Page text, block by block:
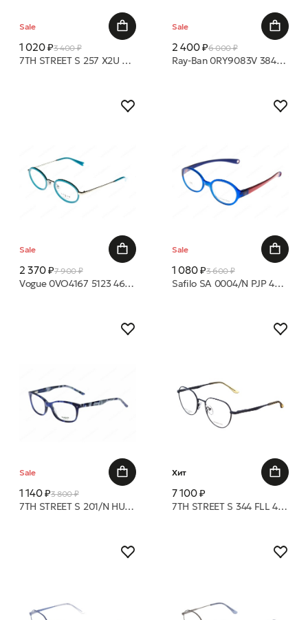
Sale
1 020 ₽3 400 ₽
7TH STREET S 257 X2U 44 19 оправа
Sale
2 400 ₽6 000 ₽
Ray-Ban 0RY9083V 3848 43 19 оправа
Sale
2 370 ₽7 900 ₽
Vogue 0VO4167 5123 46 19 оправа
Sale
1 080 ₽3 600 ₽
Safilo SA 0004/N PJP 42 16 оправа
Sale
1 140 ₽3 800 ₽
7TH STREET S 201/N HUB 49 16 оправа
Хит
7 100 ₽
7TH STREET S 344 FLL 49 18 оправа